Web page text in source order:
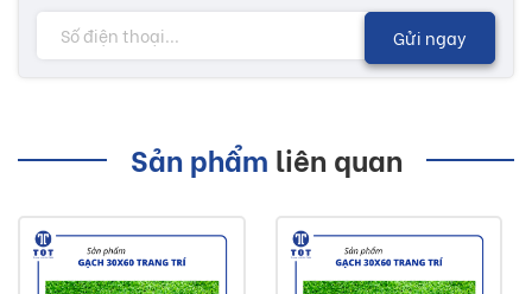
Gửi ngay
Sản phẩm liên quan